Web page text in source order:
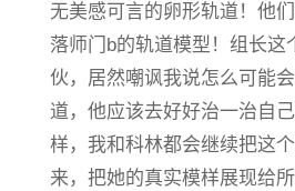
无美感可言的卵形轨道！他
落师门b的轨道模型！组长这
伙，居然嘲讽我说怎么可能
道，他应该去好好治一治自
样，我和科林都会继续把这
来，把她的真实模样展现给